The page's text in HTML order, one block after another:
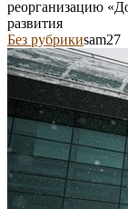
реорганизацию
развития
Без рубрикиsam27